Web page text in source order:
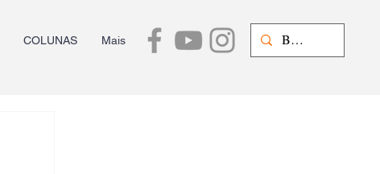
COLUNAS Mais